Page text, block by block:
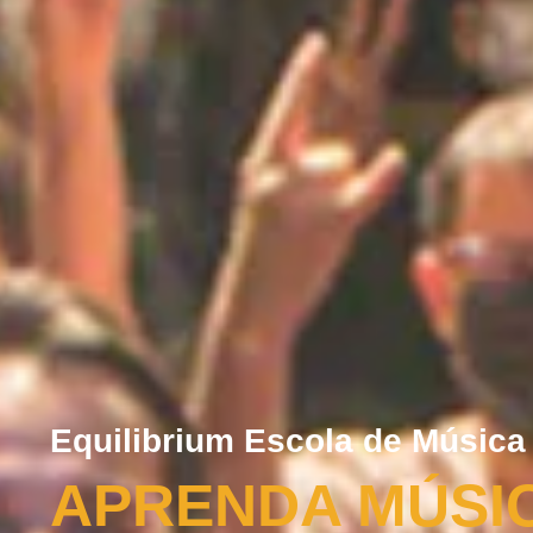
Equilibrium Escola de Música
APRENDA